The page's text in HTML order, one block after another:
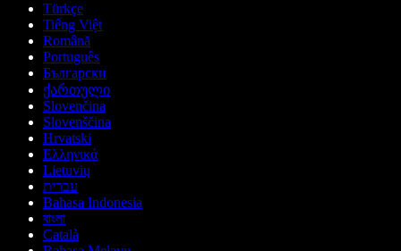
Türkçe
Tiếng Việt
Română
Português
Български
ქართული
Slovenčina
Slovenščina
Hrvatski
Ελληνικά
Lietuvių
עברית
Bahasa Indonesia
বাংলা
Català